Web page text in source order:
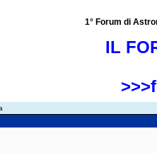
1° Forum di
IL